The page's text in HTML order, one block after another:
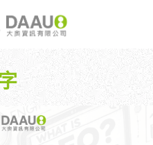
AISEO矩陣系統｜SEO自動化輕
SEO服務：網站流量快速成長
：你的網站沒有自然流量嗎？
SEO？新手指南
義與基本概念
作原理